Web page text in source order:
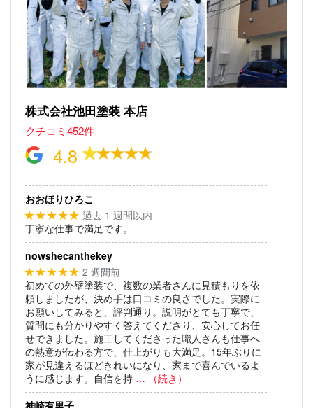
株式会社池田塗装 本店
クチコミ452件
4.8
おおほりひろこ
★★★★★ 過去 1 週間以内
丁寧な仕事で満足です。
nowshecanthekey
★★★★★ 2 週間前
初めての外壁塗装で、複数の業者さんに見積もりを依
頼しましたが、決め手は口コミの良さでした。実際に
お願いしてみると、評判通り。説明がとても丁寧で、
質問にも分かりやすく答えてくださり、安心してお任
せできました。施工してくださった職人さんも仕事へ
の熱意が伝わる方で、仕上がりも大満足。15年ぶりに
家が見違えるほどきれいになり、家まで喜んでいるよ
うに感じます。自信を持 … （続き）
神崎有里子